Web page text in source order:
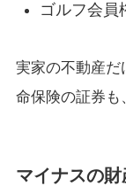
ゴルフ会員
実家の不動産だ
命保険の証券も
マイナスの